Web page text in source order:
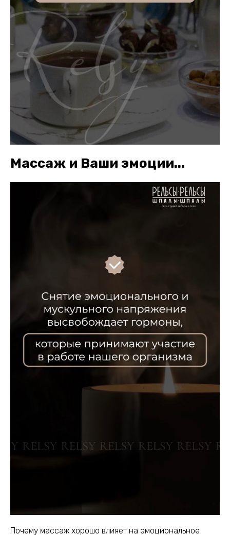
Массаж и Ваши эмоции...
Почему массаж хорошо влияет на эмоциональное